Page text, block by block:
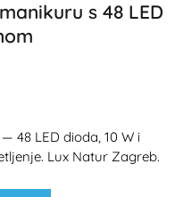
s 48 LED
48 LED dioda, 10 W i
Lux Natur Zagreb.